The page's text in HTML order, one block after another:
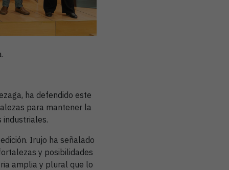
ha defendido este
para mantener la
industriales.
Irujo ha señalado
y posibilidades
amplia y plural que lo